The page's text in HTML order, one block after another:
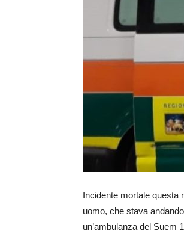
Incidente mortale questa
uomo, che stava
un’ambulanza del Suem